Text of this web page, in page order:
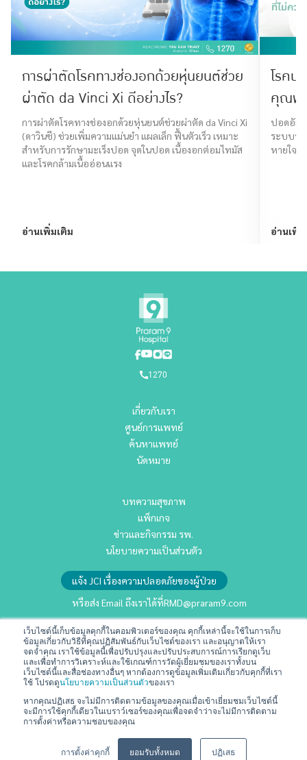
เว็บไซต์นี้เก็บข้อมูลคุกกี้ในคอมพิวเตอร์ของคุณ คุกกี้เหล่านี้จะใช้ในการเก็บ
ข้อมูลเกี่ยวกับวิธีที่คุณปฏิสัมพันธ์กับเว็บไซต์ของเรา และอนุญาตให้เรา
จดจำคุณ เราใช้ข้อมูลนี้เพื่อปรับปรุงและปรับประสบการณ์การเรียกดูเว็บ
และเพื่อทำการวิเคราะห์และใช้เกณฑ์การวัดผู้เยี่ยมชมของเราทั้งบน
เว็บไซต์นี้และสื่อช่องทางอื่นๆ หากต้องการดูข้อมูลเพิ่มเติมเกี่ยวกับคุกกี้ที่เรา
ใช้ โปรดดูนโยบายความเป็นส่วนตัวของเรา
หากคุณปฏิเสธ จะไม่มีการติดตามข้อมูลของคุณเมื่อเข้าเยี่ยมชมเว็บไซต์นี้
จะมีการใช้คุกกี้เดียวในเบราว์เซอร์ของคุณเพื่อจดจำว่าจะไม่มีการติดตาม
การตั้งค่าหรือความชอบของคุณ
การตั้งค่าคุกกี้ ยอมรับทั้งหมด ปฏิเสธ
การผ่าตัดโรคทางช่องอกด้วยหุ่นยนต์ช่วย
ผ่าตัด da Vinci Xi ดีอย่างไร?
การผ่าตัดโรคทางช่องอกด้วยหุ่นยนต์ช่วยผ่าตัด da Vinci Xi
(ดาวินชี) ช่วยเพิ่มความแม่นยำ แผลเล็ก ฟื้นตัวเร็ว เหมาะ
สำหรับการรักษามะเร็งปอด จุดในปอด เนื้องอกต่อมไทมัส
และโรคกล้ามเนื้ออ่อนแรง
อ่านเพิ่มเติม
โรคป
คุณพ่
ปอดอักเ
ระบบทา
หายใจล
อ่านเพิ่
1270
เกี่ยวกับเรา
ศูนย์การแพทย์
ค้นหาแพทย์
นัดหมาย
บทความสุขภาพ
แพ็กเกจ
ข่าวและกิจกรรม รพ.
นโยบายความเป็นส่วนตัว
แจ้ง JCI เรื่องความปลอดภัยของผู้ป่วย
หรือส่ง Email ถึงเราได้ที่RMD@praram9.com
นักลงทุนสัมพันธ์
การพัฒนาอย่างยั่งยืน
ร่วมงานกับเรา
ติดต่อเรา
ข้อกำหนดและเงื่อนไข
Copyright © 2024 All Rights Reserved | Praram 9 Hospital
สอบถามข้อมูลหรือบริการได้เลยครับ